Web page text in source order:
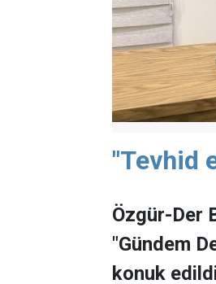
"Tevhid
Özgür-Der
"Gündem
konuk